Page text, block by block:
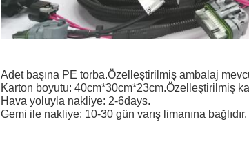
Adet başına PE torba.Özelleştirilmiş ambalaj
Karton boyutu: 40cm*30cm*23cm.Özelleştirilmiş
Hava yoluyla nakliye: 2-6days.
Gemi ile nakliye: 10-30 gün varış limanına bağlıdır.